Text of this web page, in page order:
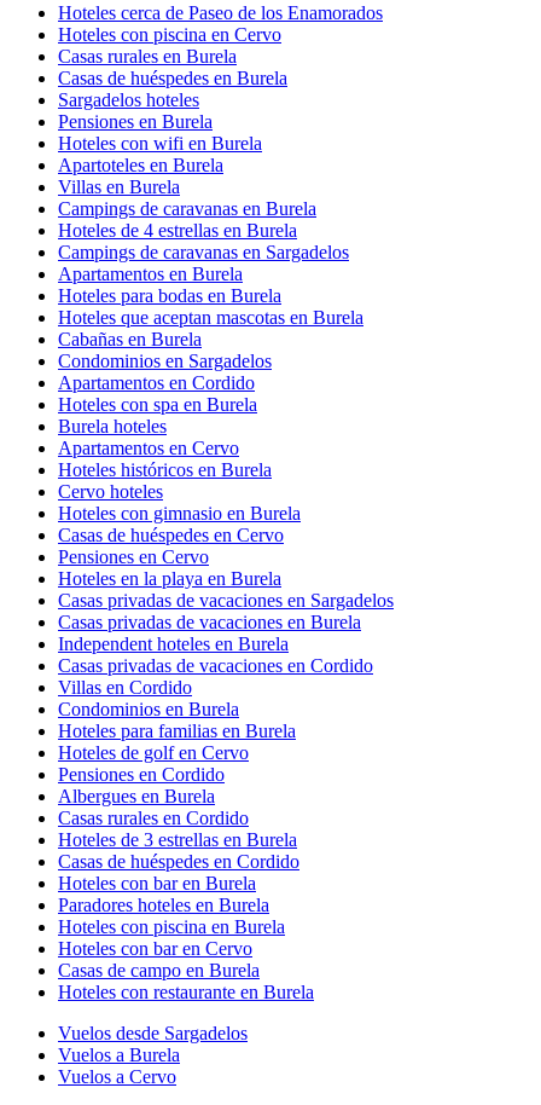
Hoteles cerca de Paseo de los Enamorados
Hoteles con piscina en Cervo
Casas rurales en Burela
Casas de huéspedes en Burela
Sargadelos hoteles
Pensiones en Burela
Hoteles con wifi en Burela
Apartoteles en Burela
Villas en Burela
Campings de caravanas en Burela
Hoteles de 4 estrellas en Burela
Campings de caravanas en Sargadelos
Apartamentos en Burela
Hoteles para bodas en Burela
Hoteles que aceptan mascotas en Burela
Cabañas en Burela
Condominios en Sargadelos
Apartamentos en Cordido
Hoteles con spa en Burela
Burela hoteles
Apartamentos en Cervo
Hoteles históricos en Burela
Cervo hoteles
Hoteles con gimnasio en Burela
Casas de huéspedes en Cervo
Pensiones en Cervo
Hoteles en la playa en Burela
Casas privadas de vacaciones en Sargadelos
Casas privadas de vacaciones en Burela
Independent hoteles en Burela
Casas privadas de vacaciones en Cordido
Villas en Cordido
Condominios en Burela
Hoteles para familias en Burela
Hoteles de golf en Cervo
Pensiones en Cordido
Albergues en Burela
Casas rurales en Cordido
Hoteles de 3 estrellas en Burela
Casas de huéspedes en Cordido
Hoteles con bar en Burela
Paradores hoteles en Burela
Hoteles con piscina en Burela
Hoteles con bar en Cervo
Casas de campo en Burela
Hoteles con restaurante en Burela
Vuelos desde Sargadelos
Vuelos a Burela
Vuelos a Cervo